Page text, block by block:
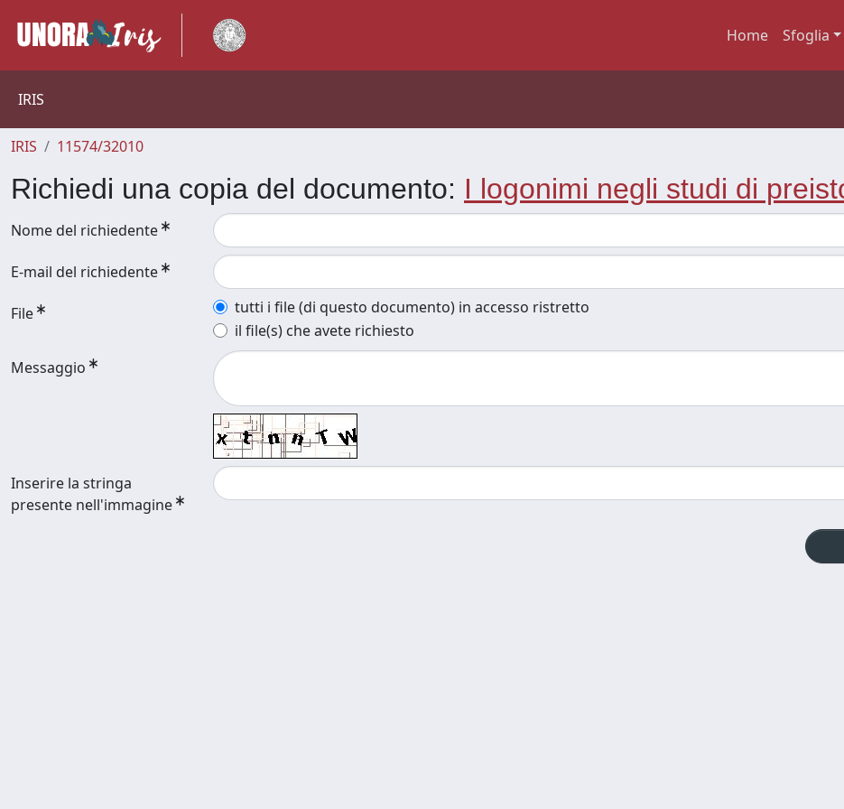
Home Sfoglia
IRIS
IRIS 11574/32010
Richiedi una copia del documento: I logonimi negli studi di
Nome del richiedente
E-mail del richiedente
File
tutti i file (di questo documento) in accesso ristretto
il file(s) che avete richiesto
Messaggio
Inserire la stringa
presente nell'immagine